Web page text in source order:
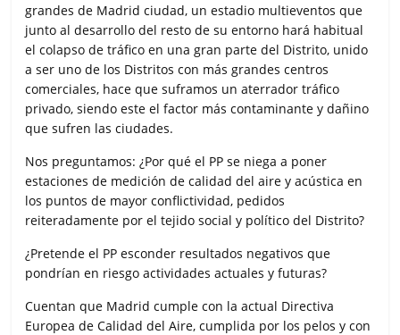
grandes de Madrid ciudad, un estadio multieventos que
junto al desarrollo del resto de su entorno hará habitual
el colapso de tráfico en una gran parte del Distrito, unido
a ser uno de los Distritos con más grandes centros
comerciales, hace que suframos un aterrador tráfico
privado, siendo este el factor más contaminante y dañino
que sufren las ciudades.
Nos preguntamos: ¿Por qué el PP se niega a poner
estaciones de medición de calidad del aire y acústica en
los puntos de mayor conflictividad, pedidos
reiteradamente por el tejido social y político del Distrito?
¿Pretende el PP esconder resultados negativos que
pondrían en riesgo actividades actuales y futuras?
Cuentan que Madrid cumple con la actual Directiva
Europea de Calidad del Aire, cumplida por los pelos y con